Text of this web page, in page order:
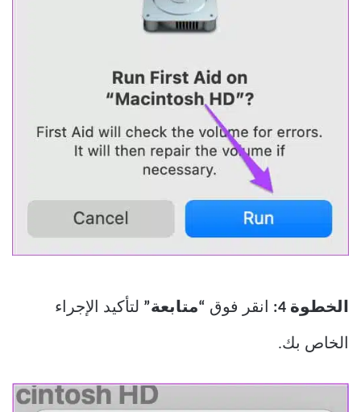
الخطوة 4: انقر فوق “متابعة” لتأكيد الإجراء
الخاص بك.